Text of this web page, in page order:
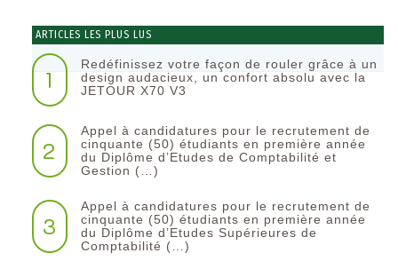
ARTICLES LES PLUS LUS
1
Redéfinissez votre façon de rouler grâce à un
design audacieux, un confort absolu avec la
JETOUR X70 V3
2
Appel à candidatures pour le recrutement de
cinquante (50) étudiants en première année
du Diplôme d’Etudes de Comptabilité et
Gestion (…)
3
Appel à candidatures pour le recrutement de
cinquante (50) étudiants en première année
du Diplôme d’Etudes Supérieures de
Comptabilité (…)